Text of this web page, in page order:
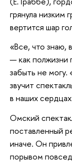
грянула низким
вертится шар
«Все, что знаю,
— как полжизни
забыть не
звучит
в наших
Омский
поставленный
иначе. Он
порывом